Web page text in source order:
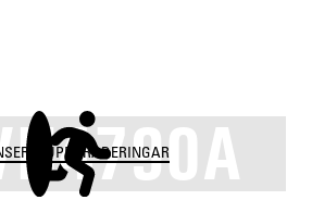
& UPPGRADERINGAR